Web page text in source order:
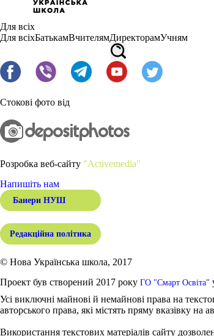
Для всіх
Для всіхБатькамВчителямДиректорамУчням
Стокові фото від
Розробка веб-сайту "Activemedia"
Напишіть нам
Банери НУШ
Редакційна політика
© Нова Українська школа, 2017
Проект був створений 2017 року ГО "Смарт Освіта"
Усі виключні майнові й немайнові права на
авторського права, які містять пряму вказівку на
Використання текстових матеріалів сайту